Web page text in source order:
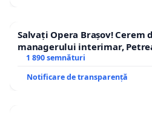
Salvați Opera Brașov! Cerem
managerului interimar,
1 890 semnături
Notificare de transparență